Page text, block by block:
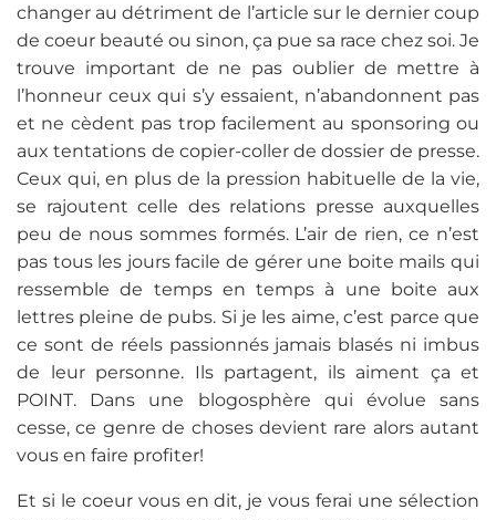
changer au détriment de l’article sur le dernier coup
de coeur beauté ou sinon, ça pue sa race chez soi. Je
trouve important de ne pas oublier de mettre à
l’honneur ceux qui s’y essaient, n’abandonnent pas
et ne cèdent pas trop facilement au sponsoring ou
aux tentations de copier-coller de dossier de presse.
Ceux qui, en plus de la pression habituelle de la vie,
se rajoutent celle des relations presse auxquelles
peu de nous sommes formés. L’air de rien, ce n’est
pas tous les jours facile de gérer une boite mails qui
ressemble de temps en temps à une boite aux
lettres pleine de pubs. Si je les aime, c’est parce que
ce sont de réels passionnés jamais blasés ni imbus
de leur personne. Ils partagent, ils aiment ça et
POINT. Dans une blogosphère qui évolue sans
cesse, ce genre de choses devient rare alors autant
vous en faire profiter!
Et si le coeur vous en dit, je vous ferai une sélection